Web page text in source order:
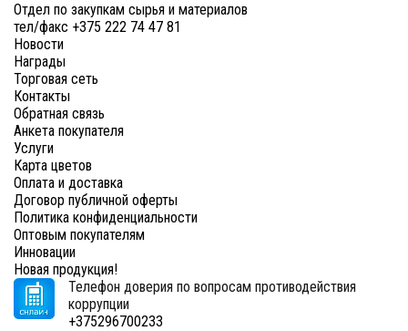
Отдел по закупкам сырья и материалов
тел/факс +375 222 74 47 81
Новости
Награды
Торговая сеть
Контакты
Обратная связь
Анкета покупателя
Услуги
Карта цветов
Оплата и доставка
Договор публичной оферты
Политика конфиденциальности
Оптовым покупателям
Инновации
Новая продукция!
Телефон доверия по вопросам противодействия
коррупции
+375296700233